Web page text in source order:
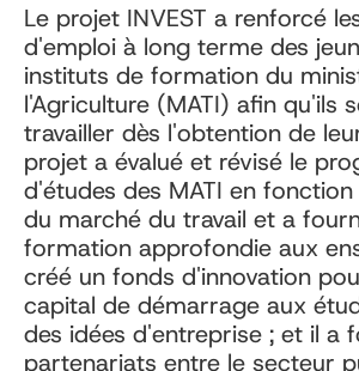
Le projet INVEST a renforcé
d'emploi à long terme des
instituts de formation du
l'Agriculture (MATI) afin qu'ils
travailler dès l'obtention de
projet a évalué et révisé le
d'études des MATI en
du marché du travail et a
formation approfondie aux
créé un fonds d'innovation
capital de démarrage aux
des idées d'entreprise ; et il a
partenariats entre le secteur